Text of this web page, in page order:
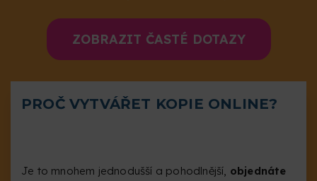
ZOBRAZIT ČASTÉ DOTAZY
PROČ VYTVÁŘET KOPIE ONLINE?
Je to mnohem jednodušší a pohodlnější, objednáte